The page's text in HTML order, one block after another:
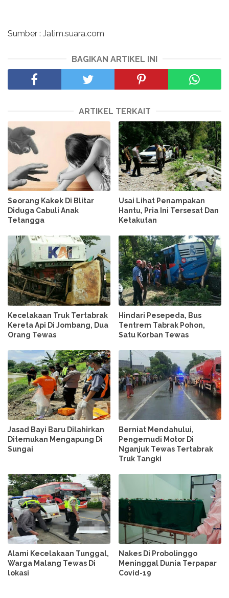
Sumber : Jatim.suara.com
BAGIKAN ARTIKEL INI
ARTIKEL TERKAIT
Seorang Kakek Di Blitar
Diduga Cabuli Anak
Tetangga
Usai Lihat Penampakan
Hantu, Pria Ini Tersesat Dan
Ketakutan
Kecelakaan Truk Tertabrak
Kereta Api Di Jombang, Dua
Orang Tewas
Hindari Pesepeda, Bus
Tentrem Tabrak Pohon,
Satu Korban Tewas
Jasad Bayi Baru Dilahirkan
Ditemukan Mengapung Di
Sungai
Berniat Mendahului,
Pengemudi Motor Di
Nganjuk Tewas Tertabrak
Truk Tangki
Alami Kecelakaan Tunggal,
Warga Malang Tewas Di
lokasi
Nakes Di Probolinggo
Meninggal Dunia Terpapar
Covid-19